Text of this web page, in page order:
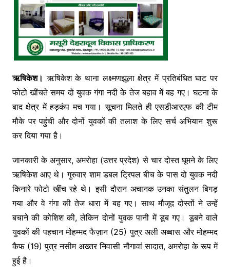
ऋषिकेश। ऋषिकेशके थाना लक्ष्मणझूला क्षेत्र में प्रतिबंधित घाट पर
फोटो खींचते समय दो युवक गंगा नदी के तेज बहाव में बह गए। घटना के
बाद क्षेत्र में हड़कंप मच गया। सूचना मिलते ही एसडीआरएफ की टीम
मौके पर पहुंची और दोनों युवकों की तलाश के लिए सर्च अभियान शुरू
कर दिया गया है।
जानकारी के अनुसार, अमरोहा (उत्तर प्रदेश) से चार दोस्त घूमने के लिए
ऋषिकेश आए थे। गुरुवार शाम डबल ट्रिपल बीच के पास दो युवक नदी
किनारे फोटो खींच रहे थे। इसी दौरान अचानक उनका संतुलन बिगड़
गया और वे गंगा की तेज धारा में बह गए। साथ मौजूद दोस्तों ने उन्हें
बचाने की कोशिश की, लेकिन दोनों युवक पानी में डूब गए। डूबने वाले
युवकों की पहचान मोहम्मद फैज़ान (25) पुत्र अली अब्बास और मोहम्मद
कैफ (19) पुत्र नसीम अख्तर निवासी नौगावां सादात, अमरोहा के रूप में
हुई है।